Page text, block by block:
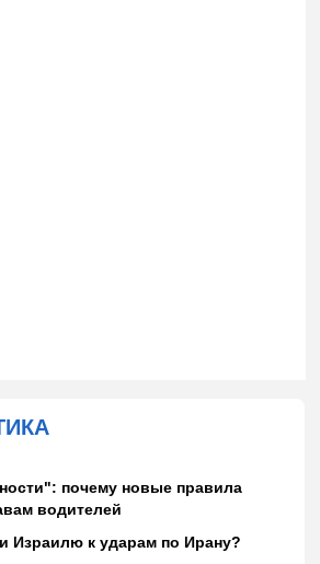
почему новые правила
водителей
Израилю к ударам по Ирану?